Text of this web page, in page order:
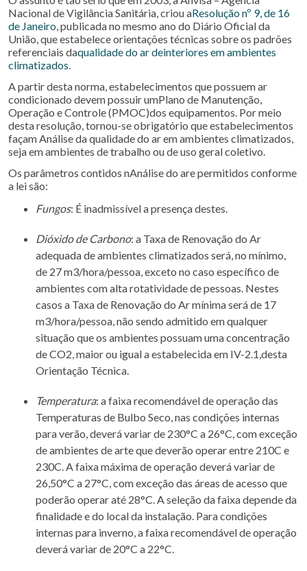
Nacional de Vigilância Sanitária, criou aResolução nº 9, de 16
de Janeiro, publicada no mesmo ano do Diário Oficial da
União, que estabelece orientações técnicas sobre os padrões
referenciais daqualidade do ar deinteriores em ambientes
climatizados.
A partir desta norma, estabelecimentos que possuem ar
condicionado devem possuir umPlano de Manutenção,
Operação e Controle (PMOC)dos equipamentos. Por meio
desta resolução, tornou-se obrigatório que estabelecimentos
façam Análise da qualidade do ar em ambientes climatizados,
seja em ambientes de trabalho ou de uso geral coletivo.
Os parâmetros contidos nAnálise do are permitidos conforme
a lei são:
Fungos: É inadmissível a presença destes.
Dióxido de Carbono: a Taxa de Renovação do Ar
adequada de ambientes climatizados será, no mínimo,
de 27 m3/hora/pessoa, exceto no caso específico de
ambientes com alta rotatividade de pessoas. Nestes
casos a Taxa de Renovação do Ar mínima será de 17
m3/hora/pessoa, não sendo admitido em qualquer
situação que os ambientes possuam uma concentração
de CO2, maior ou igual a estabelecida em IV-2.1,desta
Orientação Técnica.
Temperatura: a faixa recomendável de operação das
Temperaturas de Bulbo Seco, nas condições internas
para verão, deverá variar de 230°C a 26°C, com exceção
de ambientes de arte que deverão operar entre 210C e
230C. A faixa máxima de operação deverá variar de
26,50°C a 27°C, com exceção das áreas de acesso que
poderão operar até 28°C. A seleção da faixa depende da
finalidade e do local da instalação. Para condições
internas para inverno, a faixa recomendável de operação
deverá variar de 20°C a 22°C.